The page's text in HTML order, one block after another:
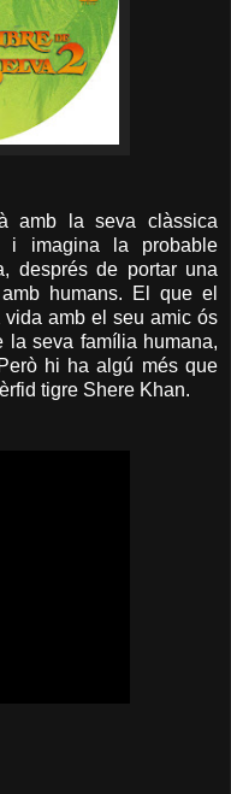
amb la seva clàssica
i imagina la probable
després de portar una
humans. El que el
amb el seu amic ós
la seva família humana,
Però hi ha algú més que
tigre Shere Khan.